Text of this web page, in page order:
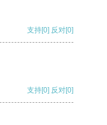
支持[0] 反对[0]
支持[0] 反对[0]